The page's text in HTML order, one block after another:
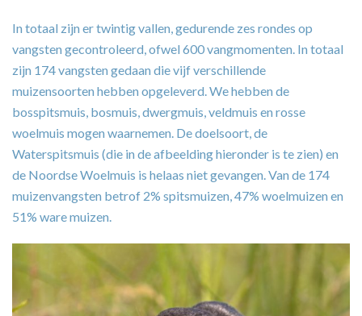
In totaal zijn er twintig vallen, gedurende zes rondes op
vangsten gecontroleerd, ofwel 600 vangmomenten. In totaal
zijn 174 vangsten gedaan die vijf verschillende
muizensoorten hebben opgeleverd. We hebben de
bosspitsmuis, bosmuis, dwergmuis, veldmuis en rosse
woelmuis mogen waarnemen. De doelsoort, de
Waterspitsmuis (die in de afbeelding hieronder is te zien) en
de Noordse Woelmuis is helaas niet gevangen. Van de 174
muizenvangsten betrof 2% spitsmuizen, 47% woelmuizen en
51% ware muizen.